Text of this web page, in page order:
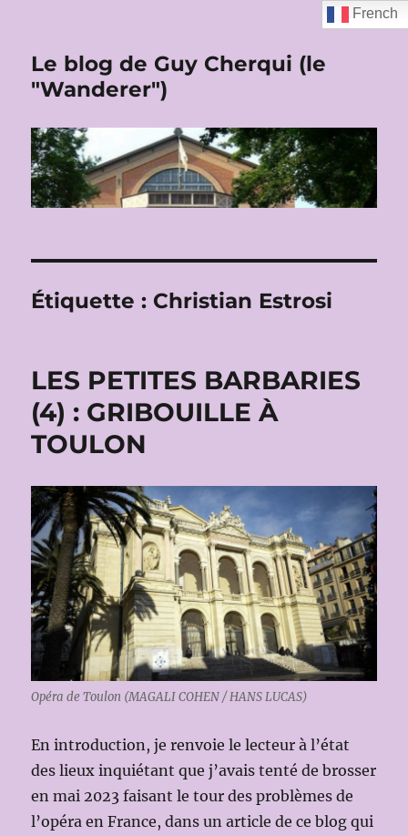
Le blog de Guy Cherqui (le
"Wanderer")
Étiquette : Christian Estrosi
LES PETITES BARBARIES
(4) : GRIBOUILLE À
TOULON
Opéra de Toulon (MAGALI COHEN / HANS LUCAS)
En introduction, je renvoie le lecteur à l’état
des lieux inquiétant que j’avais tenté de brosser
en mai 2023 faisant le tour des problèmes de
l’opéra en France, dans un article de ce blog qui
French